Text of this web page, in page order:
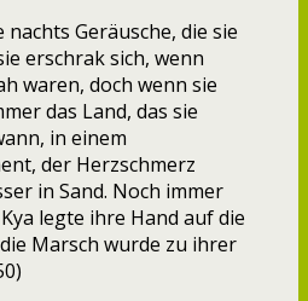
Geräusche, die sie
erschrak sich, wenn
waren, doch wenn sie
das Land, das sie
in einem
der Herzschmerz
in Sand. Noch immer
legte ihre Hand auf die
Marsch wurde zu ihrer